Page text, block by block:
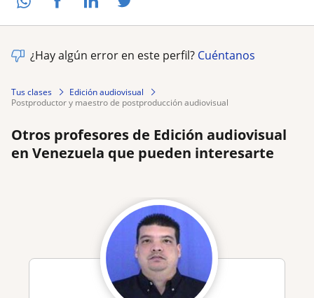
¿Hay algún error en este perfil? Cuéntanos
Tus clases
Edición audiovisual
postproductor y maestro de postproducción audiovisual
Otros profesores de Edición audiovisual
en Venezuela que pueden interesarte